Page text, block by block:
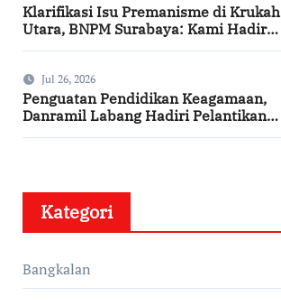
Klarifikasi Isu Premanisme di Krukah
Utara, BNPM Surabaya: Kami Hadir
Jul 26, 2026
Penguatan Pendidikan Keagamaan,
Danramil Labang Hadiri Pelantikan
Kategori
Bangkalan